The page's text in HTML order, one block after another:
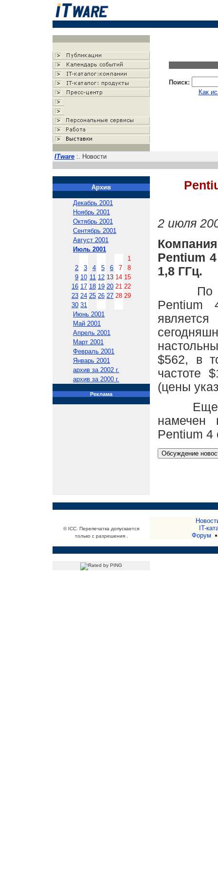
Поиск:
Как
ITware :. Новости
Архив
Декабрь 2001
Ноябрь 2001
Октябрь 2001
Сентябрь 2001
Август 2001
Июль 2001
1
2
3 4 5 6 7
8
9 10 11 12 13 14 15
16 17 18 19 20 21 22
23 24 25 26 27 28 29
30 31
Июнь 2001
Май 2001
Апрель 2001
Март 2001
Февраль 2001
Январь 2001
архив за 2002 г.
архив за 2000 г.
Реклама
2 июля
Pentium
1,8 ГГц.
По
Pentium
$562, в
частоте
(цены
Еще
намечен
Pentium 4
© ICC. Перепечатка допускается
только с разрешения .
IT-
Форум